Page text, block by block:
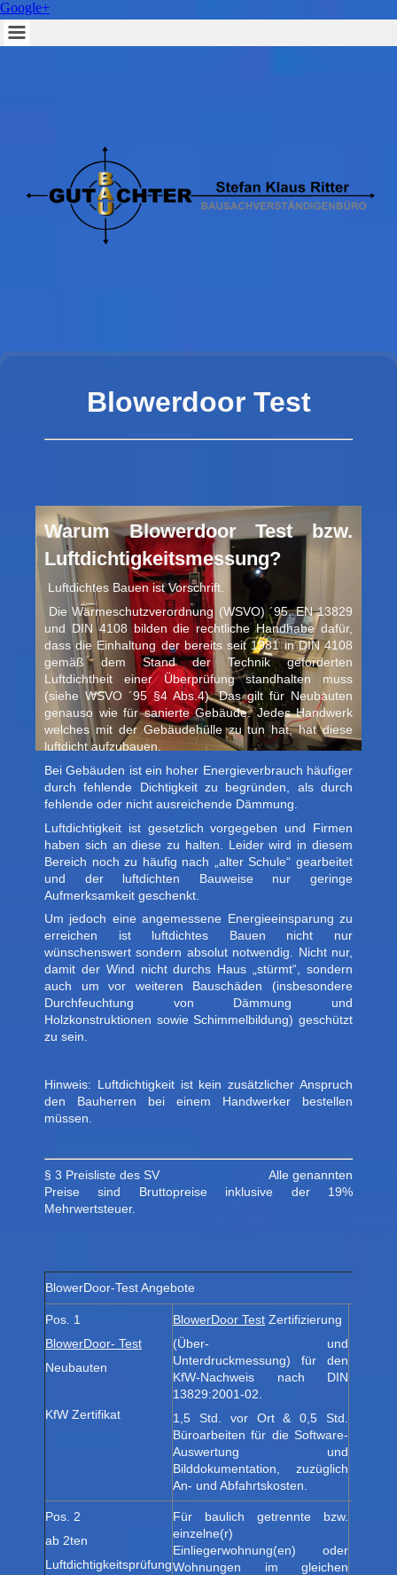
Google+
Blowerdoor Test
Warum Blowerdoor Test bzw.
Luftdichtigkeitsmessung?
Luftdichtes Bauen ist Vorschrift.
Die Wärmeschutzverordnung (WSVO) ´95, EN 13829
und DIN 4108 bilden die rechtliche Handhabe dafür,
dass die Einhaltung der bereits seit 1981 in DIN 4108
gemäß dem Stand der Technik geforderten
Luftdichtheit einer Überprüfung standhalten muss
(siehe WSVO ´95 §4 Abs.4). Das gilt für Neubauten
genauso wie für sanierte Gebäude. Jedes Handwerk
welches mit der Gebäudehülle zu tun hat, hat diese
luftdicht aufzubauen.
Bei Gebäuden ist ein hoher Energieverbrauch häufiger
durch fehlende Dichtigkeit zu begründen, als durch
fehlende oder nicht ausreichende Dämmung.
Luftdichtigkeit ist gesetzlich vorgegeben und Firmen
haben sich an diese zu halten. Leider wird in diesem
Bereich noch zu häufig nach „alter Schule“ gearbeitet
und der luftdichten Bauweise nur geringe
Aufmerksamkeit geschenkt.
Um jedoch eine angemessene Energieeinsparung zu
erreichen ist luftdichtes Bauen nicht nur
wünschenswert sondern absolut notwendig. Nicht nur,
damit der Wind nicht durchs Haus „stürmt“, sondern
auch um vor weiteren Bauschäden (insbesondere
Durchfeuchtung von Dämmung und
Holzkonstruktionen sowie Schimmelbildung) geschützt
zu sein.
Hinweis: Luftdichtigkeit ist kein zusätzlicher Anspruch
den Bauherren bei einem Handwerker bestellen
müssen.
§ 3 Preisliste des SV Alle genannten
Preise sind Bruttopreise inklusive der 19%
Mehrwertsteuer.
BlowerDoor-Test Angebote
Pos. 1
BlowerDoor- Test
Neubauten
KfW Zertifikat
BlowerDoor Test Zertifizierung
(Über- und
Unterdruckmessung) für den
KfW-Nachweis nach DIN
13829:2001-02.
1,5 Std. vor Ort & 0,5 Std.
Büroarbeiten für die Software-
Auswertung und
Bilddokumentation, zuzüglich
An- und Abfahrtskosten.
Pos. 2
ab 2ten
Luftdichtigkeitsprüfung
Für baulich getrennte bzw.
einzelne(r)
Einliegerwohnung(en) oder
Wohnungen im gleichen